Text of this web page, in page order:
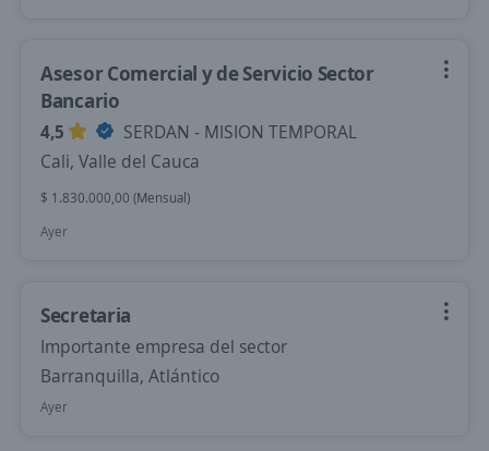
Asesor Comercial y de Servicio Sector
Bancario
4,5
SERDAN - MISION TEMPORAL
Cali, Valle del Cauca
$ 1.830.000,00 (Mensual)
Ayer
Secretaria
Importante empresa del sector
Barranquilla, Atlántico
Ayer